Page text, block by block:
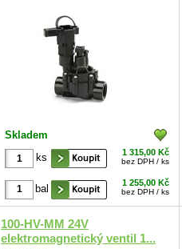
Skladem
ks
1 315,00 Kč
bez DPH / ks
bal 1 255,00 Kč
bez DPH / ks
100-HV-MM 24V
elektromagnetický ventil 1...